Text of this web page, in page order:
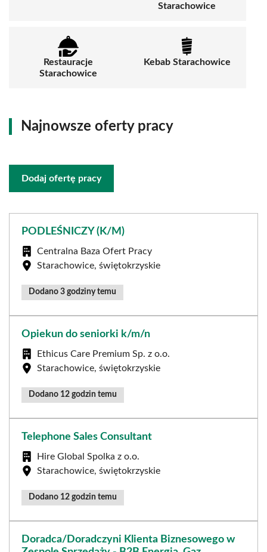
Starachowice
Restauracje
Starachowice
Kebab Starachowice
Najnowsze oferty pracy
Dodaj ofertę pracy
PODLEŚNICZY (K/M)
Centralna Baza Ofert Pracy
Starachowice, świętokrzyskie
Dodano 3 godziny temu
Opiekun do seniorki k/m/n
Ethicus Care Premium Sp. z o.o.
Starachowice, świętokrzyskie
Dodano 12 godzin temu
Telephone Sales Consultant
Hire Global Spolka z o.o.
Starachowice, świętokrzyskie
Dodano 12 godzin temu
Doradca/Doradczyni Klienta Biznesowego w